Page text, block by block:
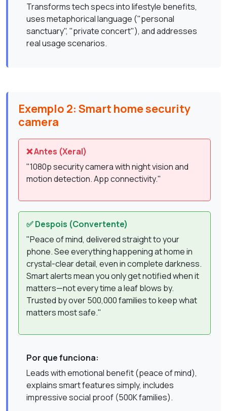
Transforms tech specs into lifestyle benefits,
uses metaphorical language ("personal
sanctuary", "private concert"), and addresses
real usage scenarios.
Exemplo 2: Smart home security
camera
❌ Antes (Xeral)
"1080p security camera with night vision and
motion detection. App connectivity."
✅ Despois (Convertente)
"Peace of mind, delivered straight to your
phone. See everything happening at home in
crystal-clear detail, even in complete darkness.
Smart alerts mean you only get notified when it
matters—not every time a leaf blows by.
Trusted by over 500,000 families to keep what
matters most safe."
Por que funciona:
Leads with emotional benefit (peace of mind),
explains smart features simply, includes
impressive social proof (500K families).